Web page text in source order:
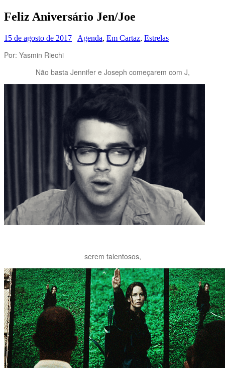
Feliz Aniversário Jen/Joe
15 de agosto de 2017 Agenda, Em Cartaz, Estrelas
Por: Yasmin Riechi
Não basta Jennifer e Joseph começarem com J,
serem talentosos,